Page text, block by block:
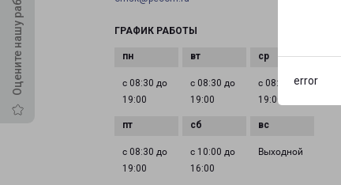
error
Оцените нашу работу ГРАФИК РАБОТЫ
с 08:30 до
19:00
с 08:30 до
19:00
с 08:30 до
19:00
с 08:30 до
19:00
с 10:00 до
16:00
Выходной